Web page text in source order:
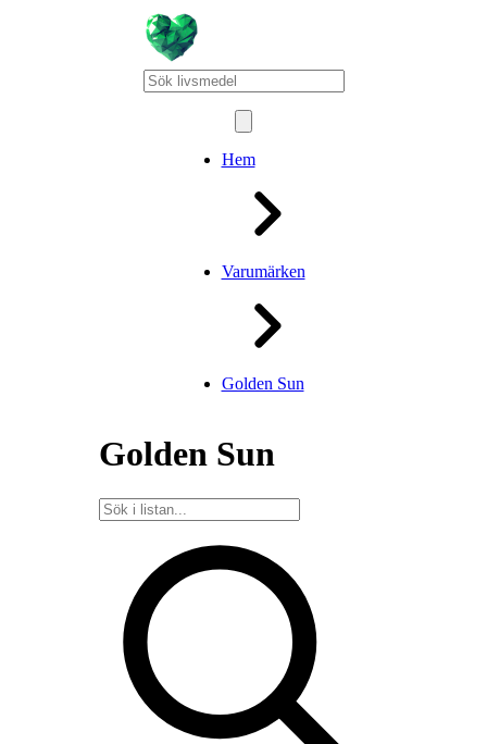
Hem
Varumärken
Golden Sun
Golden Sun